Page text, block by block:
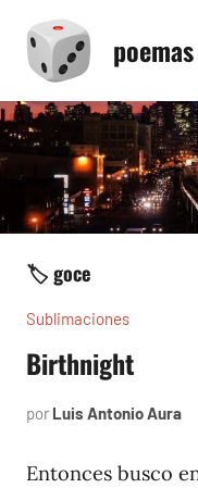
contenido
🏷️ goce
Sublimaciones
Birthnight
por Luis Antonio Aura
Entonces busco